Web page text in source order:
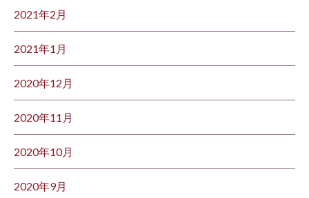
2021年2月
2021年1月
2020年12月
2020年11月
2020年10月
2020年9月